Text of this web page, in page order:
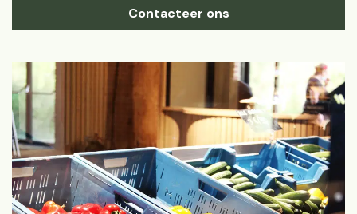
Contacteer ons